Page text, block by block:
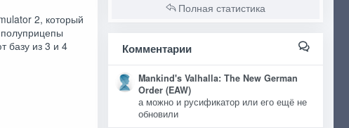
2, который
базу из 3 и 4
Полная статистика
Комментарии
Mankind's Valhalla: The New German
Order (EAW)
а можно и русификатор или его ещё не
обновили